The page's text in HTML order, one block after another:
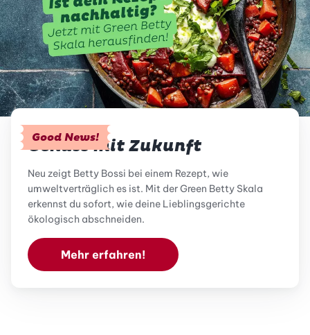
Good News!
Genuss mit Zukunft
Neu zeigt Betty Bossi bei einem Rezept, wie
umweltverträglich es ist. Mit der Green Betty Skala
erkennst du sofort, wie deine Lieblingsgerichte
ökologisch abschneiden.
Mehr erfahren!